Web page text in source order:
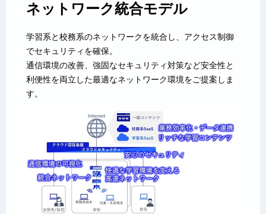
ネットワーク統合モデル
学習系と校務系のネットワークを統合し、アクセス制御
でセキュリティを確保。
通信環境の改善、強固なセキュリティ対策など安全性と
利便性を両立した最適なネットワーク環境をご提案しま
す。